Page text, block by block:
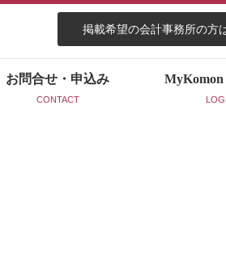
掲載希望の会計事務所の方
お問合せ・申込み
CONTACT
MyKomon